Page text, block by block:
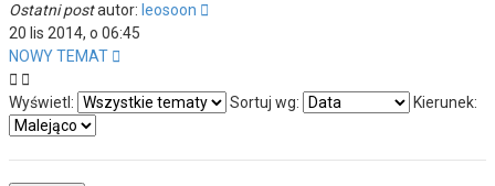
Ostatni postautor: leosoon
20 lis 2014, o 06:45
NOWY TEMAT
Wyświetl: Sortuj wg: Kierunek: